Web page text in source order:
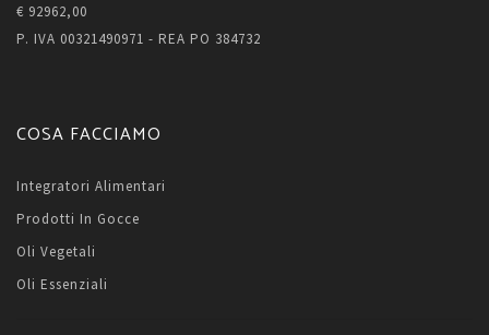
€ 92962,00
P. IVA 00321490971 - REA PO 384732
COSA FACCIAMO
Integratori Alimentari
Prodotti In Gocce
Oli Vegetali
Oli Essenziali